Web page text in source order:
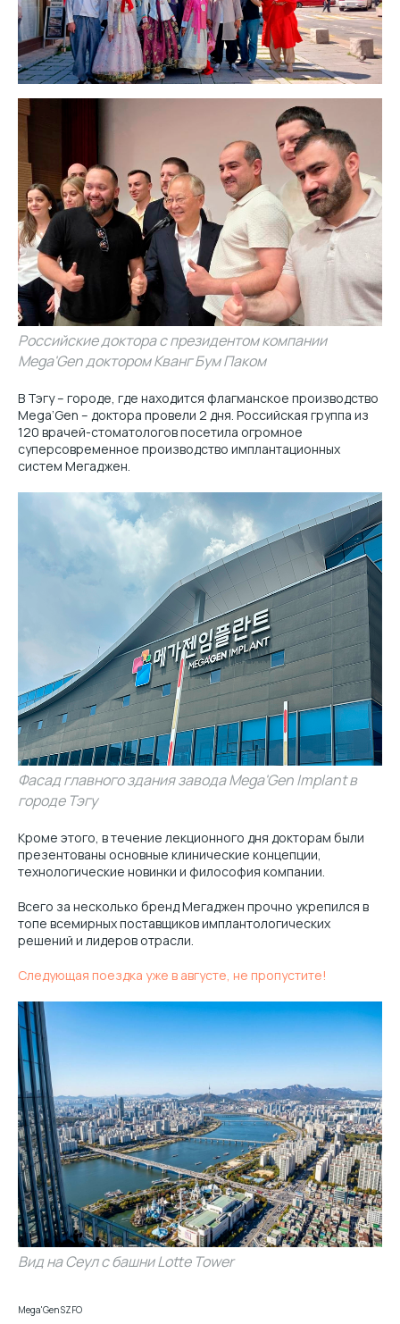
Российские доктора с президентом компании
Mega'Gen доктором Кванг Бум Паком
В Тэгу – городе, где находится флагманское производство
Mega’Gen – доктора провели 2 дня. Российская группа из
120 врачей-стоматологов посетила огромное
суперсовременное производство имплантационных
систем Мегаджен.
Фасад главного здания завода Mega'Gen Implant в
городе Тэгу
Кроме этого, в течение лекционного дня докторам были
презентованы основные клинические концепции,
технологические новинки и философия компании.
Всего за несколько бренд Мегаджен прочно укрепился в
топе всемирных поставщиков имплантологических
решений и лидеров отрасли.
Следующая поездка уже в августе, не пропустите!
Вид на Сеул с башни Lotte Tower
Mega'Gen SZFO